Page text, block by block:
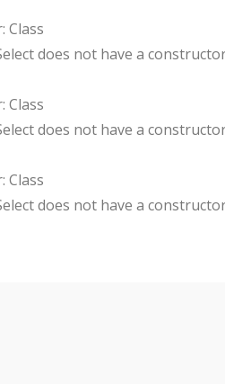
Class
does not have a
Class
does not have a
Class
does not have a